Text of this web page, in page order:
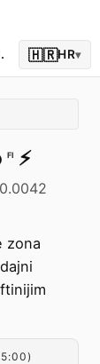
🇭🇷HR▾
FI ⚡️
zona